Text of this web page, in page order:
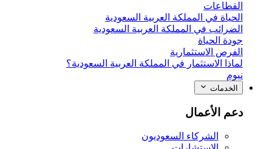
القطاعات
الحياة في المملكة العربية السعودية
الضرائب في المملكة العربية السعودية
جودة الحياة
الفرص الاستثمارية
لماذا الاستثمار في المملكة العربية السعودية؟
نيوم
الخدمات
دعم الأعمال
الشركاء السعوديون